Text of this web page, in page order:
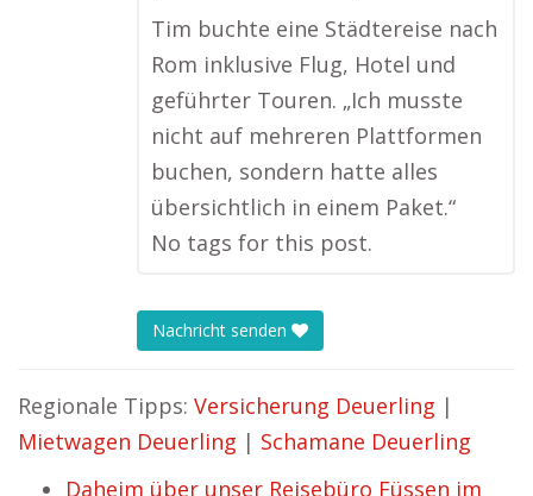
Tim buchte eine Städtereise nach
Rom inklusive Flug, Hotel und
geführter Touren. „Ich musste
nicht auf mehreren Plattformen
buchen, sondern hatte alles
übersichtlich in einem Paket.“
No tags for this post.
Nachricht senden
Regionale Tipps: Versicherung Deuerling |
Mietwagen Deuerling | Schamane Deuerling
Daheim über unser Reisebüro Füssen im